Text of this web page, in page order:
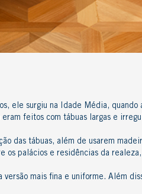
ele surgiu na Idade Média, quando
eram feitos com tábuas largas e
das tábuas, além de usarem
os palácios e residências da
mais fina e uniforme. Além